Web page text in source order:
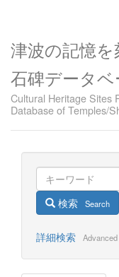
津波の記憶
石碑データベ
Cultural Heritage Sites
Database of Temples/
検索 Search
詳細検索